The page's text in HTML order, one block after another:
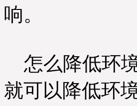
响。
怎么降低环
就可以降低环